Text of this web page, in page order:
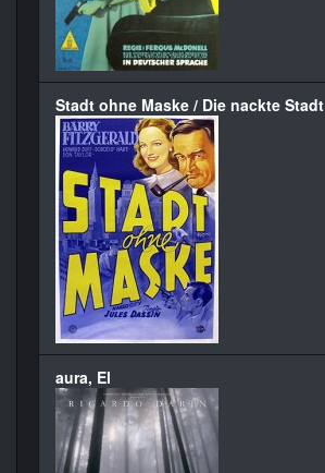
Stadt ohne Maske / Die nackte Stadt
aura, El